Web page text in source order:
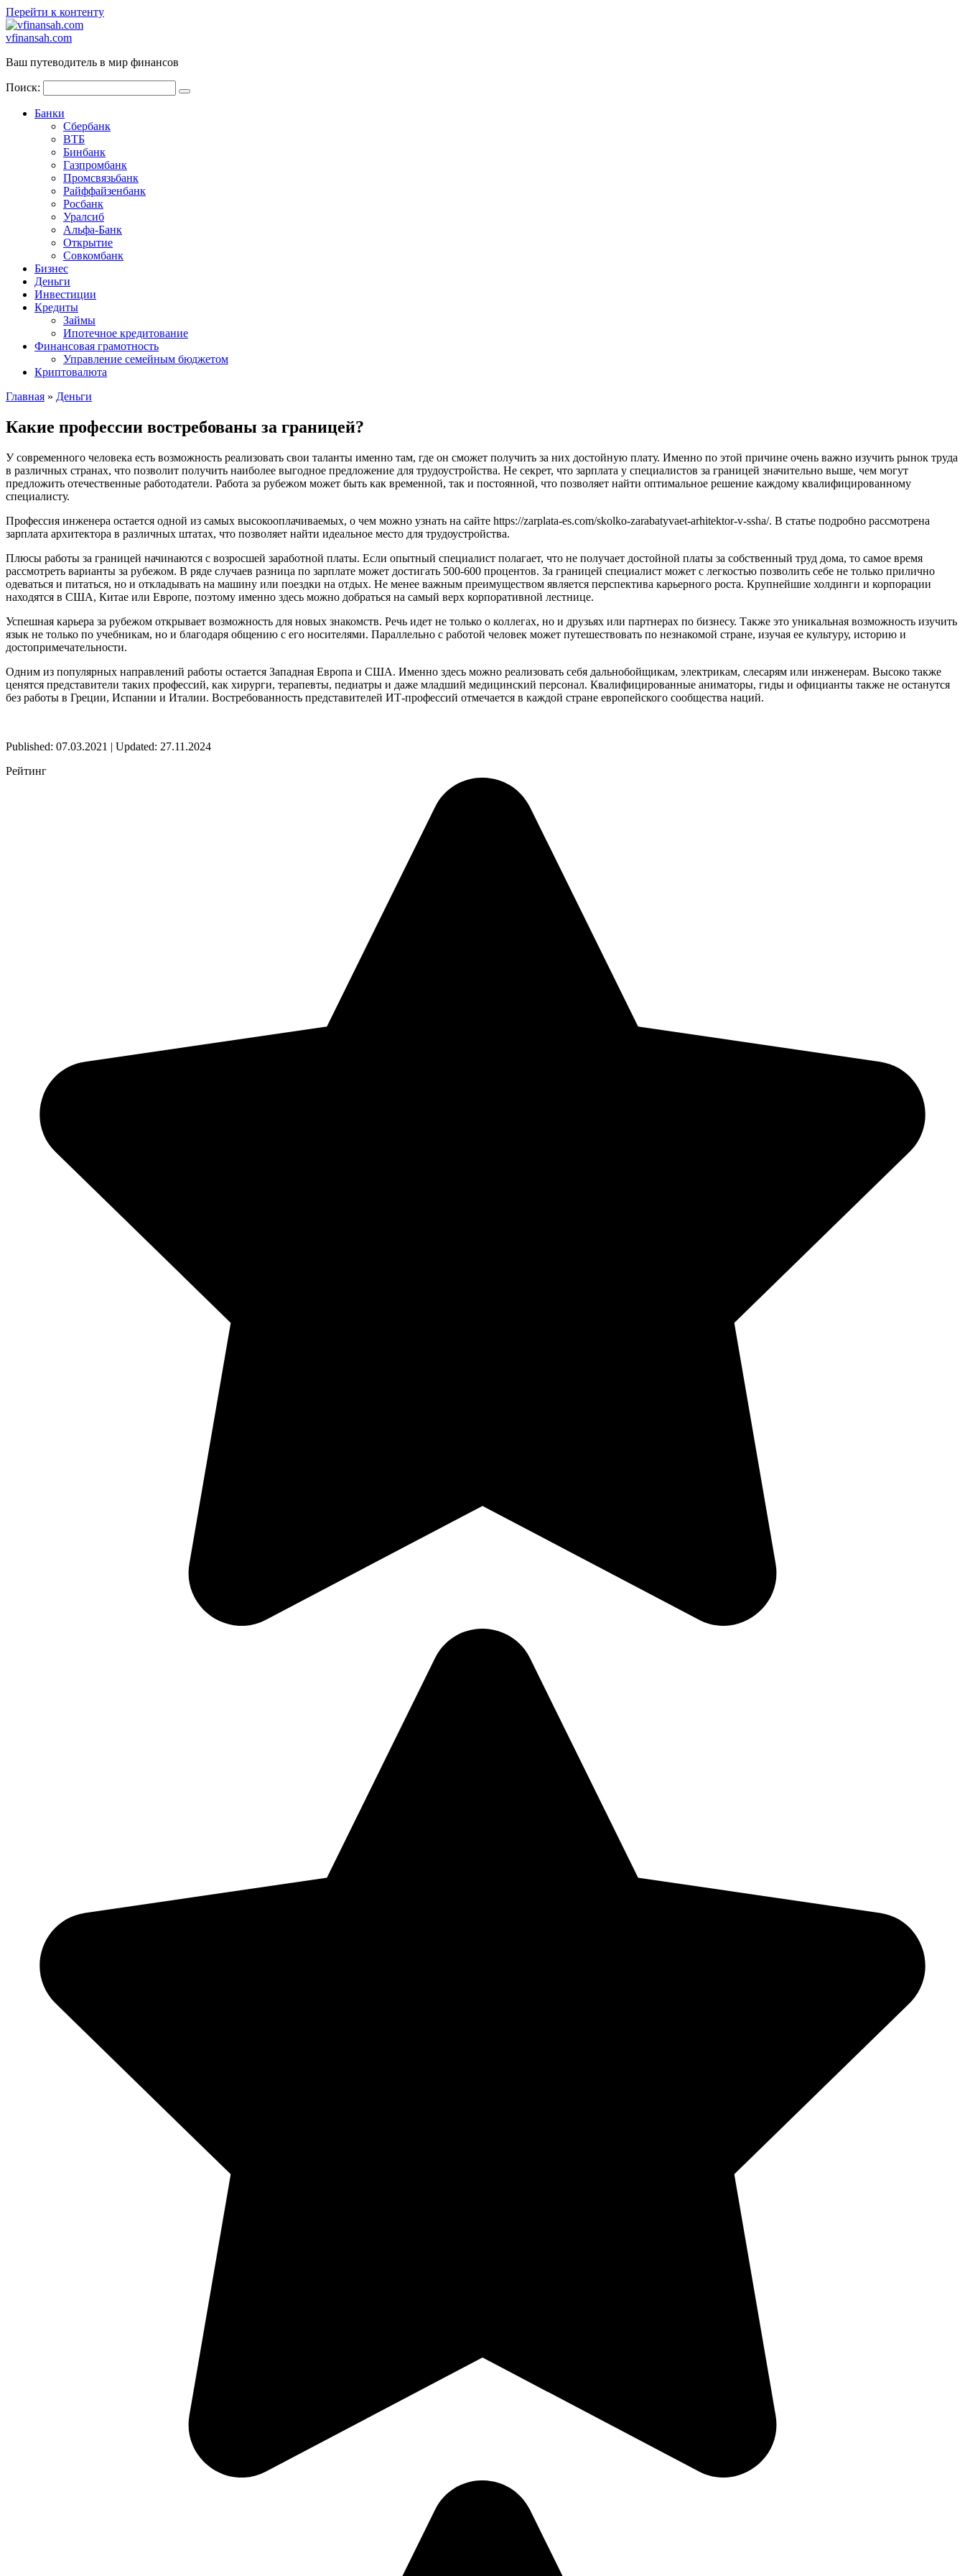
Перейти к контенту
vfinansah.com
Ваш путеводитель в мир финансов
Поиск:
Банки
Сбербанк
ВТБ
Бинбанк
Газпромбанк
Промсвязьбанк
Райффайзенбанк
Росбанк
Уралсиб
Альфа-Банк
Открытие
Совкомбанк
Бизнес
Деньги
Инвестиции
Кредиты
Займы
Ипотечное кредитование
Финансовая грамотность
Управление семейным бюджетом
Криптовалюта
Главная » Деньги
Какие профессии востребованы за границей?
У современного человека есть возможность реализовать свои таланты именно там, где он сможет получить за них достойную плату. Именно по этой причине очень важно изучить рынок труда
в различных странах, что позволит получить наиболее выгодное предложение для трудоустройства. Не секрет, что зарплата у специалистов за границей значительно выше, чем могут
предложить отечественные работодатели. Работа за рубежом может быть как временной, так и постоянной, что позволяет найти оптимальное решение каждому квалифицированному
специалисту.
Профессия инженера остается одной из самых высокооплачиваемых, о чем можно узнать на сайте https://zarplata-es.com/skolko-zarabatyvaet-arhitektor-v-ssha/. В статье подробно рассмотрена
зарплата архитектора в различных штатах, что позволяет найти идеальное место для трудоустройства.
Плюсы работы за границей начинаются с возросшей заработной платы. Если опытный специалист полагает, что не получает достойной платы за собственный труд дома, то самое время
рассмотреть варианты за рубежом. В ряде случаев разница по зарплате может достигать 500-600 процентов. За границей специалист может с легкостью позволить себе не только прилично
одеваться и питаться, но и откладывать на машину или поездки на отдых. Не менее важным преимуществом является перспектива карьерного роста. Крупнейшие холдинги и корпорации
находятся в США, Китае или Европе, поэтому именно здесь можно добраться на самый верх корпоративной лестнице.
Успешная карьера за рубежом открывает возможность для новых знакомств. Речь идет не только о коллегах, но и друзьях или партнерах по бизнесу. Также это уникальная возможность изучить
язык не только по учебникам, но и благодаря общению с его носителями. Параллельно с работой человек может путешествовать по незнакомой стране, изучая ее культуру, историю и
достопримечательности.
Одним из популярных направлений работы остается Западная Европа и США. Именно здесь можно реализовать себя дальнобойщикам, электрикам, слесарям или инженерам. Высоко также
ценятся представители таких профессий, как хирурги, терапевты, педиатры и даже младший медицинский персонал. Квалифицированные аниматоры, гиды и официанты также не останутся
без работы в Греции, Испании и Италии. Востребованность представителей ИТ-профессий отмечается в каждой стране европейского сообщества наций.
Published: 07.03.2021 | Updated: 27.11.2024
Рейтинг